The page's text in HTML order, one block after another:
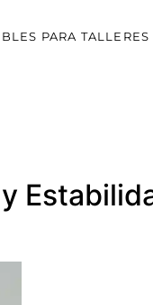
PARA TALLERES